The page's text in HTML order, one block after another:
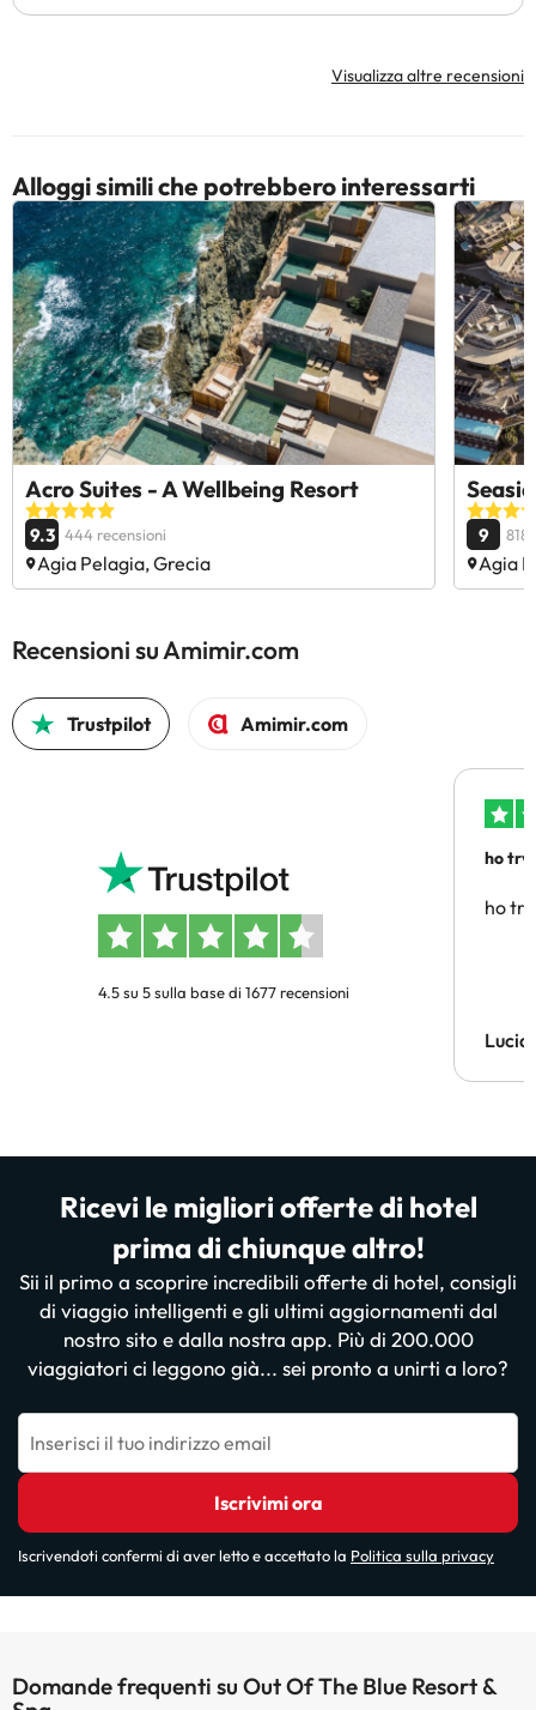
Visualizza altre recensioni
Alloggi simili che potrebbero interessarti
Acro Suites - A Wellbeing Resort
9.3 444 recensioni
Agia Pelagia, Grecia
9 818
Agia
Recensioni su Amimir.com
Trustpilot Amimir.com
4.5 su 5 sulla base di 1677 recensioni
ho
ho
Lucia
Ricevi le migliori offerte di hotel
prima di chiunque altro!
Sii il primo a scoprire incredibili offerte di hotel, consigli
di viaggio intelligenti e gli ultimi aggiornamenti dal
nostro sito e dalla nostra app. Più di 200.000
viaggiatori ci leggono già... sei pronto a unirti a loro?
Inserisci il tuo indirizzo email
Iscrivimi ora
Iscrivendoti confermi di aver letto e accettato la Politica sulla privacy
Domande frequenti su Out Of The Blue Resort &